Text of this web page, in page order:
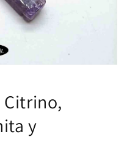
Citrino,
y